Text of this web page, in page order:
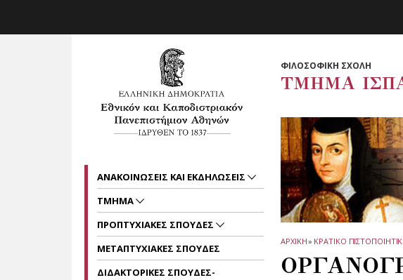
ΦΙΛΟΣΟΦΙΚΗ ΣΧΟΛΗ
ΤΜΗΜΑ
ΑΡΧΙΚΗ» ΚΡΑΤΙΚΟ
ΑΝΑΚΟΙΝΩΣΕΙΣ ΚΑΙ ΕΚΔΗΛΩΣΕΙΣ
ΤΜΗΜΑ
ΠΡΟΠΤΥΧΙΑΚΕΣ ΣΠΟΥΔΕΣ
ΜΕΤΑΠΤΥΧΙΑΚΕΣ ΣΠΟΥΔΕΣ
ΔΙΔΑΚΤΟΡΙΚΕΣ ΣΠΟΥΔΕΣ-